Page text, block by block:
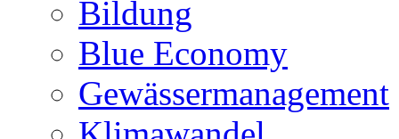
Bildung
Blue Economy
Gewässermanagement